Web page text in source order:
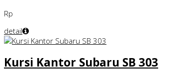
Rp
detail
Kursi Kantor Subaru SB 303